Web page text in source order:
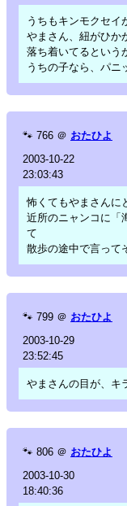
うちもキンモクセイ
やまさん、紐がひか
落ち着いてるという
うちの子なら、パニ
🐾 766 ＠ おたひよ
2003-10-22
23:03:43
怖くてもやまさんに
近所のニャンコに「
て
散歩の途中で言って
🐾 799 ＠ おたひよ
2003-10-29
23:52:45
やまさんの目が、キ
🐾 806 ＠ おたひよ
2003-10-30
18:40:36